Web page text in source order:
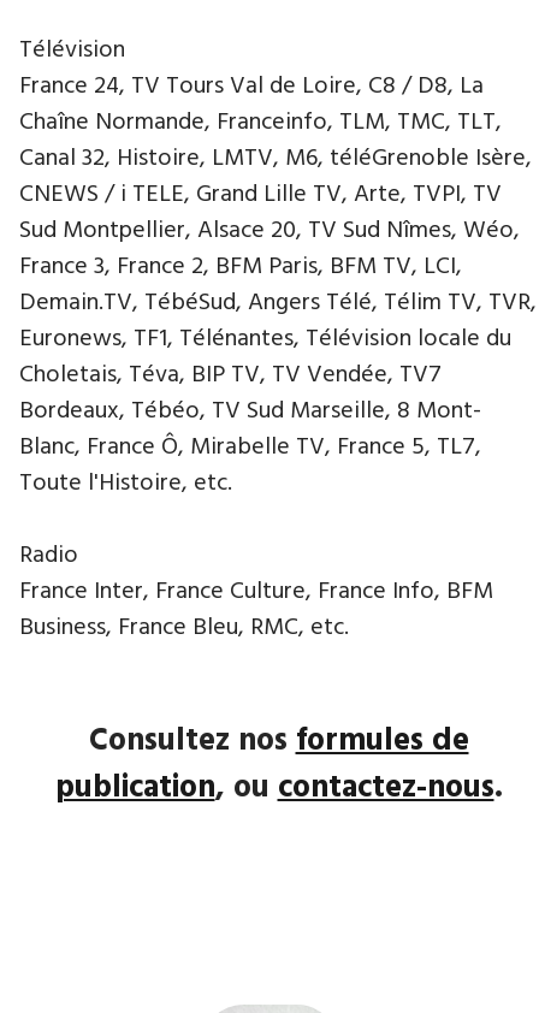
Télévision
France 24, TV Tours Val de Loire, C8 / D8, La
Chaîne Normande, Franceinfo, TLM, TMC, TLT,
Canal 32, Histoire, LMTV, M6, téléGrenoble Isère,
CNEWS / i TELE, Grand Lille TV, Arte, TVPI, TV
Sud Montpellier, Alsace 20, TV Sud Nîmes, Wéo,
France 3, France 2, BFM Paris, BFM TV, LCI,
Demain.TV, TébéSud, Angers Télé, Télim TV, TVR,
Euronews, TF1, Télénantes, Télévision locale du
Choletais, Téva, BIP TV, TV Vendée, TV7
Bordeaux, Tébéo, TV Sud Marseille, 8 Mont-
Blanc, France Ô, Mirabelle TV, France 5, TL7,
Toute l'Histoire, etc.
Radio
France Inter, France Culture, France Info, BFM
Business, France Bleu, RMC, etc.
Consultez nosformules de
publication, oucontactez-nous.